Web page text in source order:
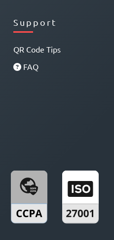
Support
QR Code Tips
FAQ